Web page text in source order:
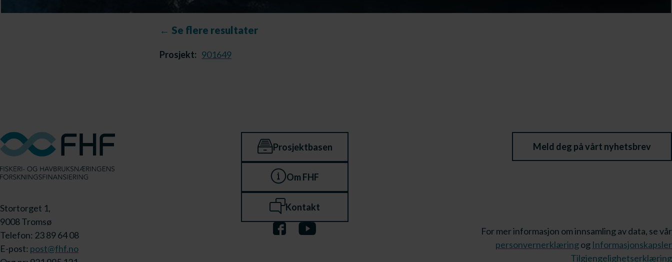
← Se flere resultater
Prosjekt: 901649
Stortorget 1,
9008 Tromsø
Telefon: 23 89 64 08
E-post: post@fhf.no
Prosjektbasen
Om FHF
Kontakt
Meld deg på vårt nyhetsbrev
For mer informasjon om innsamling av data, se vår
personvernerklæringog Informasjonskapsler
Tilgjengelighetserklæring